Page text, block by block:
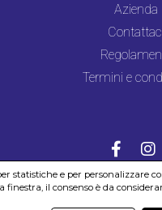
Azienda
Termini e
COOKIES SICUREZZA
statistiche e per
finestra, il consenso è da